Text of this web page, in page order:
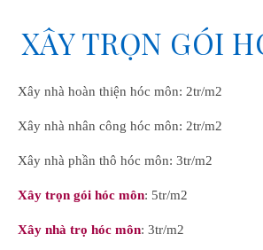
XÂY TRỌN GÓI
Xây nhà hoàn thiện hóc môn: 2tr/m2
Xây nhà nhân công hóc môn: 2tr/m2
Xây nhà phần thô hóc môn: 3tr/m2
Xây trọn gói hóc môn: 5tr/m2
Xây nhà trọ hóc môn: 3tr/m2